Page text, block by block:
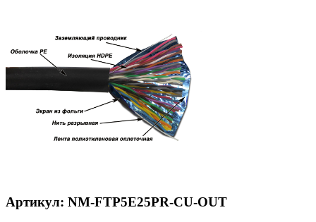
Артикул: NM-FTP5E25PR-CU-OUT